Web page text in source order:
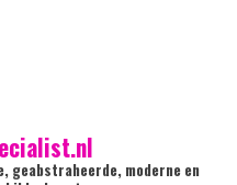
geabstraheerde, moderne en